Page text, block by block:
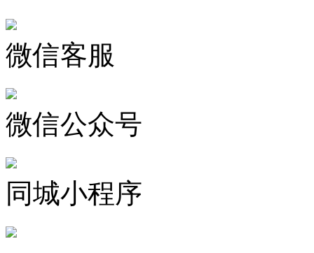
微信客服
微信公众号
同城小程序